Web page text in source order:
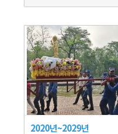
2020년~2029년